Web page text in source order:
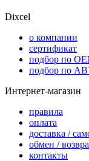
Dixcel
o компании
сертификат
подбор по
подбор по
Интернет-магазин
правила
оплата
доставка /
обмен /
контакты